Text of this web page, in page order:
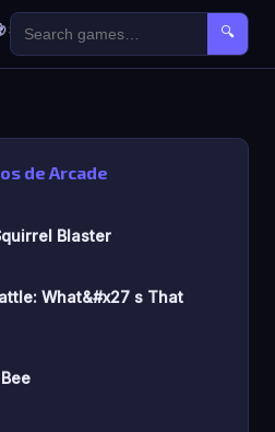
Survival 🐣 Kids 🔍
de Arcade
Blaster
What&#x27 s That